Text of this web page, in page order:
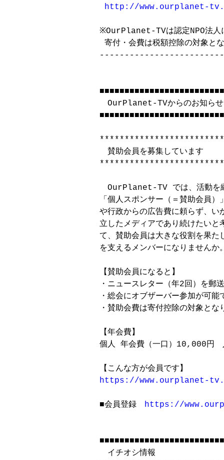
http://www.ourplanet-
※OurPlanet-TVは認定NPO法人
寄付・会費は税額控除の対象と
OurPlanet-TVからのお知らせ
賛助会員を募集しています
OurPlanet-TV では、活動を
「個人スポンサー（＝賛助会員
や行政からの広告費に頼らず、い
立したメディアであり続けたい
て、賛助会員は大きな役割を果た
を支えるメンバーになりませんか
【賛助会員になると】
・ニュースレター（年2回）を郵
・総会にオブザーバー参加が可能
・賛助会費は寄付控除の対象とな
【年会費】
個人 年会費（一口）10,000円　
https://www.ourplanet-
■会員登録 https://
イチオシ情報